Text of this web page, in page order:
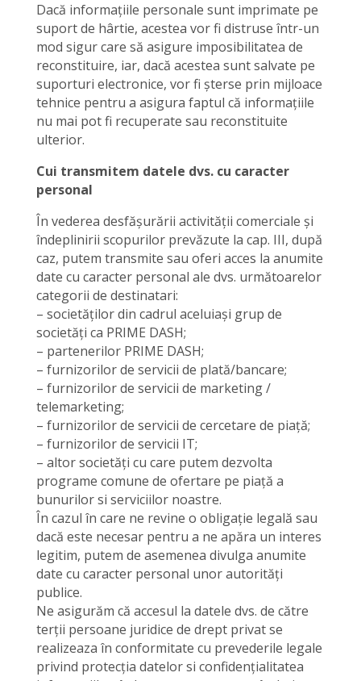
Dacă informațiile personale sunt imprimate pe
suport de hârtie, acestea vor fi distruse într-un
mod sigur care să asigure imposibilitatea de
reconstituire, iar, dacă acestea sunt salvate pe
suporturi electronice, vor fi șterse prin mijloace
tehnice pentru a asigura faptul că informațiile
nu mai pot fi recuperate sau reconstituite
ulterior.
Cui transmitem datele dvs. cu caracter
personal
În vederea desfășurării activității comerciale și
îndeplinirii scopurilor prevăzute la cap. III, după
caz, putem transmite sau oferi acces la anumite
date cu caracter personal ale dvs. următoarelor
categorii de destinatari:
– societăților din cadrul aceluiași grup de
societăți ca PRIME DASH;
– partenerilor PRIME DASH;
– furnizorilor de servicii de plată/bancare;
– furnizorilor de servicii de marketing /
telemarketing;
– furnizorilor de servicii de cercetare de piață;
– furnizorilor de servicii IT;
– altor societăți cu care putem dezvolta
programe comune de ofertare pe piață a
bunurilor si serviciilor noastre.
În cazul în care ne revine o obligație legală sau
dacă este necesar pentru a ne apăra un interes
legitim, putem de asemenea divulga anumite
date cu caracter personal unor autorități
publice.
Ne asigurăm că accesul la datele dvs. de către
terții persoane juridice de drept privat se
realizeaza în conformitate cu prevederile legale
privind protecția datelor si confidențialitatea